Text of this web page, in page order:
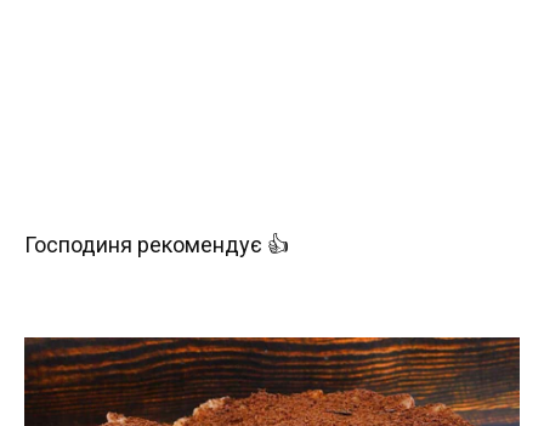
Господиня рекомендує 👍